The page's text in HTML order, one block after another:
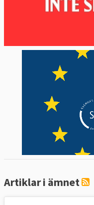
Artiklar i ämnet